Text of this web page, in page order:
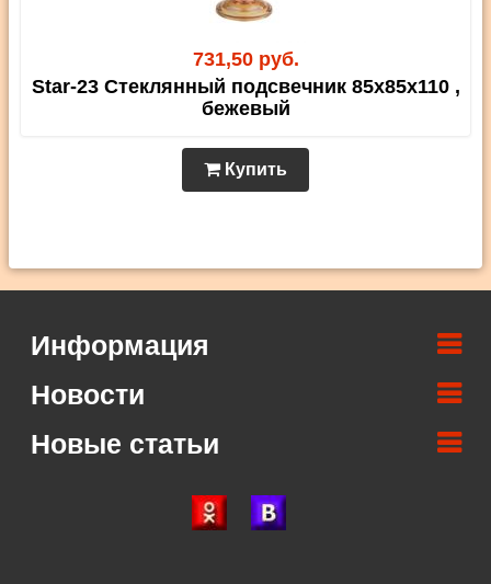
731,50 руб.
Star-23 Стеклянный подсвечник 85х85х110 ,
бежевый
Купить
Информация
Новости
Новые статьи